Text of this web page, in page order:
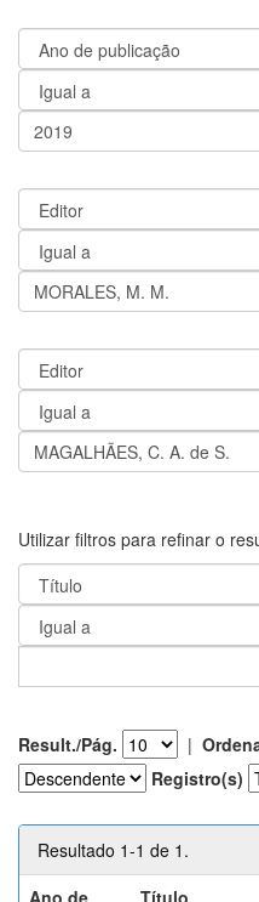
Utilizar filtros para refinar o
Result./Pág. |
Registro(s)
Resultado 1-1 de 1.
Ano de
Título